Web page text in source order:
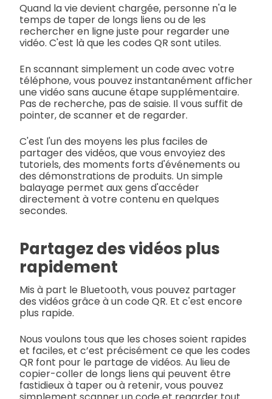
Quand la vie devient chargée, personne n'a le
temps de taper de longs liens ou de les
rechercher en ligne juste pour regarder une
vidéo. C'est là que les codes QR sont utiles.
En scannant simplement un code avec votre
téléphone, vous pouvez instantanément afficher
une vidéo sans aucune étape supplémentaire.
Pas de recherche, pas de saisie. Il vous suffit de
pointer, de scanner et de regarder.
C'est l'un des moyens les plus faciles de
partager des vidéos, que vous envoyiez des
tutoriels, des moments forts d'événements ou
des démonstrations de produits. Un simple
balayage permet aux gens d'accéder
directement à votre contenu en quelques
secondes.
Partagez des vidéos plus
rapidement
Mis à part le Bluetooth, vous pouvez partager
des vidéos grâce à un code QR. Et c'est encore
plus rapide.
Nous voulons tous que les choses soient rapides
et faciles, et c’est précisément ce que les codes
QR font pour le partage de vidéos. Au lieu de
copier-coller de longs liens qui peuvent être
fastidieux à taper ou à retenir, vous pouvez